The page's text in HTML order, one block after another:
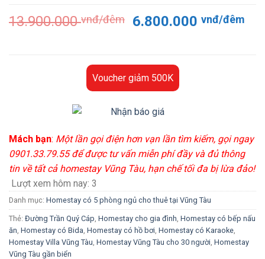
13.900.000vnđ/đêm
Giá
13.900.000 vnđ/
đêm.
6.800.000vnđ/đêm
Voucher giảm 500K
Mách bạn: Một lần gọi điện hơn vạn lần tìm kiếm, gọi ngay
0901.33.79.55 để được tư vấn miễn phí đầy và đủ thông
tin về tất cả homestay Vũng Tàu, hạn chế tối đa bị lừa đảo!
Lượt xem hôm nay: 3
Danh mục: Homestay có 5 phòng ngủ cho thuê tại Vũng Tàu
Thẻ: Đường Trần Quý Cáp Homestay cho gia đình Homestay có bếp nấu
ăn Homestay có Bida Homestay có hồ bơi Homestay có Karaoke
Homestay Villa Vũng Tàu Homestay Vũng Tàu cho 30 người Homestay
Vũng Tàu gần biển